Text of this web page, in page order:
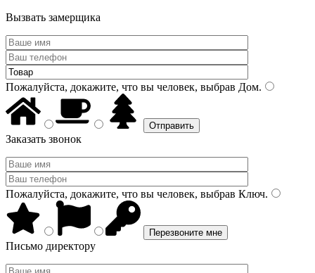
Вызвать замерщика
Пожалуйста, докажите, что вы человек, выбрав Дом.
Заказать звонок
Пожалуйста, докажите, что вы человек, выбрав Ключ.
Письмо директору